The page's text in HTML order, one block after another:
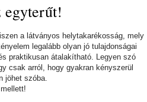
egyterűt!
a látványos helytakarékosság, mely
legalább olyan jó tulajdonságai
praktikusan átalakítható. Legyen szó
csak arról, hogy gyakran kényszerül
jöhet szóba.